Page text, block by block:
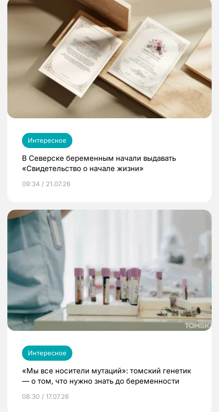
Интересное
В Северске беременным начали выдавать
«Свидетельство о начале жизни»
09:34 / 21.07.26
Интересное
«Мы все носители мутаций»: томский генетик
— о том, что нужно знать до беременности
08:30 / 17.07.26